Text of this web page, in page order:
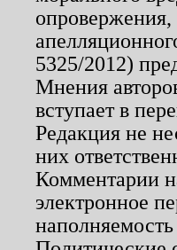
опровержения,
5325/2012)
Мнения
вступает в
Редакция не
них
Комментарии
электронное